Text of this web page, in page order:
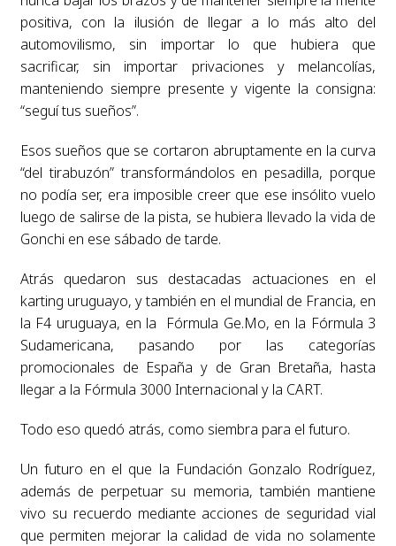
positiva, con la ilusión de llegar a lo más alto del
automovilismo, sin importar lo que hubiera que
sacrificar, sin importar privaciones y melancolías,
manteniendo siempre presente y vigente la consigna:
“seguí tus sueños”.
Esos sueños que se cortaron abruptamente en la curva
“del tirabuzón” transformándolos en pesadilla, porque
no podía ser, era imposible creer que ese insólito vuelo
luego de salirse de la pista, se hubiera llevado la vida de
Gonchi en ese sábado de tarde.
Atrás quedaron sus destacadas actuaciones en el
karting uruguayo, y también en el mundial de Francia, en
la F4 uruguaya, en la Fórmula Ge.Mo, en la Fórmula 3
Sudamericana, pasando por las categorías
promocionales de España y de Gran Bretaña, hasta
llegar a la Fórmula 3000 Internacional y la CART.
Todo eso quedó atrás, como siembra para el futuro.
Un futuro en el que la Fundación Gonzalo Rodríguez,
además de perpetuar su memoria, también mantiene
vivo su recuerdo mediante acciones de seguridad vial
que permiten mejorar la calidad de vida no solamente